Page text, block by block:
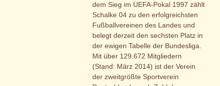
dem Sieg im UEFA-Pokal 1997 zählt
Schalke 04 zu den erfolgreichsten
Fußballvereinen des Landes und
belegt derzeit den sechsten Platz in
der ewigen Tabelle der Bundesliga.
Mit über 129.672 Mitgliedern
(Stand: März 2014) ist der Verein
der zweitgrößte Sportverein